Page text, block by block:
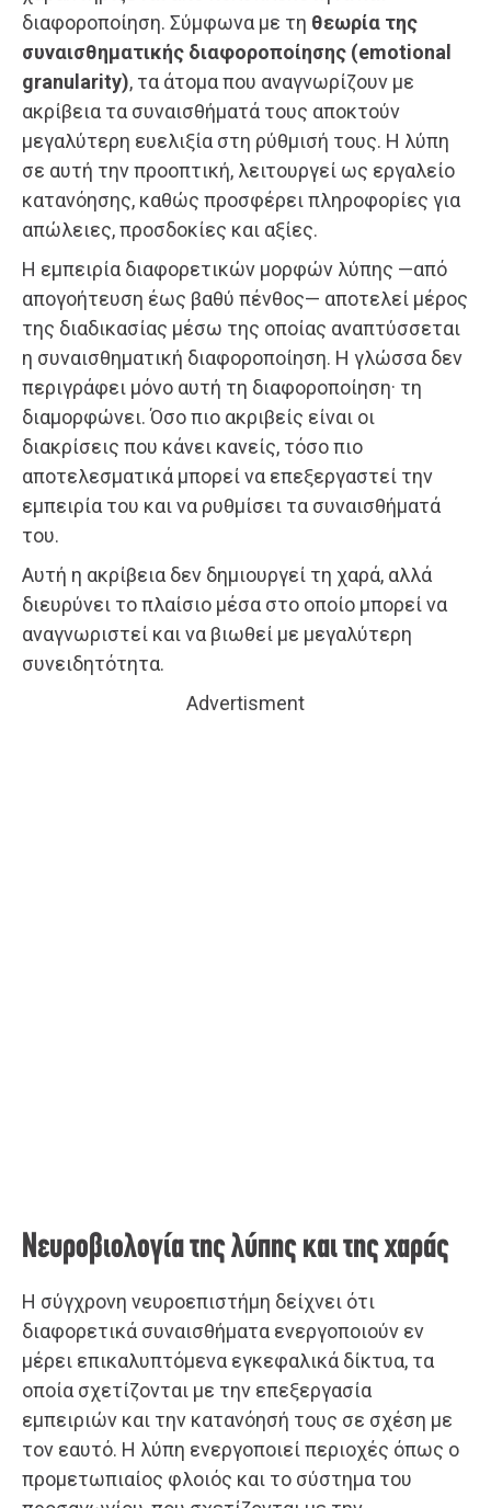
διαφοροποίηση. Σύμφωνα με τη θεωρία της
συναισθηματικής διαφοροποίησης (emotional
granularity), τα άτομα που αναγνωρίζουν με
ακρίβεια τα συναισθήματά τους αποκτούν
μεγαλύτερη ευελιξία στη ρύθμισή τους. Η λύπη
σε αυτή την προοπτική, λειτουργεί ως εργαλείο
κατανόησης, καθώς προσφέρει πληροφορίες για
απώλειες, προσδοκίες και αξίες.
Η εμπειρία διαφορετικών μορφών λύπης —από
απογοήτευση έως βαθύ πένθος— αποτελεί μέρος
της διαδικασίας μέσω της οποίας αναπτύσσεται
η συναισθηματική διαφοροποίηση. Η γλώσσα δεν
περιγράφει μόνο αυτή τη διαφοροποίηση· τη
διαμορφώνει. Όσο πιο ακριβείς είναι οι
διακρίσεις που κάνει κανείς, τόσο πιο
αποτελεσματικά μπορεί να επεξεργαστεί την
εμπειρία του και να ρυθμίσει τα συναισθήματά
του.
Αυτή η ακρίβεια δεν δημιουργεί τη χαρά, αλλά
διευρύνει το πλαίσιο μέσα στο οποίο μπορεί να
αναγνωριστεί και να βιωθεί με μεγαλύτερη
συνειδητότητα.
Advertisment
Νευροβιολογία της λύπης και της χαράς
Η σύγχρονη νευροεπιστήμη δείχνει ότι
διαφορετικά συναισθήματα ενεργοποιούν εν
μέρει επικαλυπτόμενα εγκεφαλικά δίκτυα, τα
οποία σχετίζονται με την επεξεργασία
εμπειριών και την κατανόησή τους σε σχέση με
τον εαυτό. Η λύπη ενεργοποιεί περιοχές όπως ο
προμετωπιαίος φλοιός και το σύστημα του